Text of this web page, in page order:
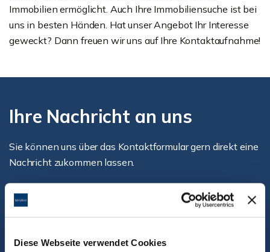
Diese Webseite verwendet Cookies
Immobilien ermöglicht. Auch Ihre Immobiliensuche ist bei
uns in besten Händen. Hat unser Angebot Ihr Interesse
geweckt? Dann freuen wir uns auf Ihre Kontaktaufnahme!
Ihre Nachricht an uns
Sie können uns über das Kontaktformular gern direkt eine
Nachricht zukommen lassen.